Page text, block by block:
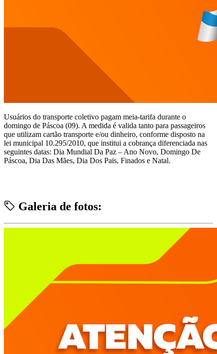
Usuários do transporte coletivo pagam meia-tarifa durante o
domingo de Páscoa (09). A medida é valida tanto para passageiros
que utilizam cartão transporte e/ou dinheiro, conforme disposto na
lei municipal 10.295/2010, que institui a cobrança diferenciada nas
seguintes datas: Dia Mundial Da Paz – Ano Novo, Domingo De
Páscoa, Dia Das Mães, Dia Dos Pais, Finados e Natal.
Galeria de fotos: